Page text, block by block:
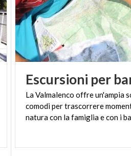
Escursioni per
La Valmalenco offre un'ampia
comodi per trascorrere